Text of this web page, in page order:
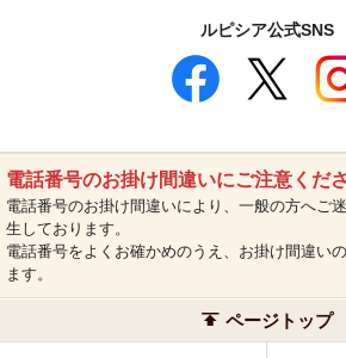
ルピシア公式SNS
電話番号のお掛け間違いにご注意くだ
電話番号のお掛け間違いにより、一般の方へご
生しております。
電話番号をよくお確かめのうえ、お掛け間違い
ます。
ページトップ